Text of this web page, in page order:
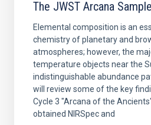
The JWST Arcana Sample
Elemental composition is an
chemistry of planetary and
atmospheres; however, the
temperature objects near the
indistinguishable abundance
will review some of the key
Cycle 3 "Arcana of the
obtained NIRSpec and